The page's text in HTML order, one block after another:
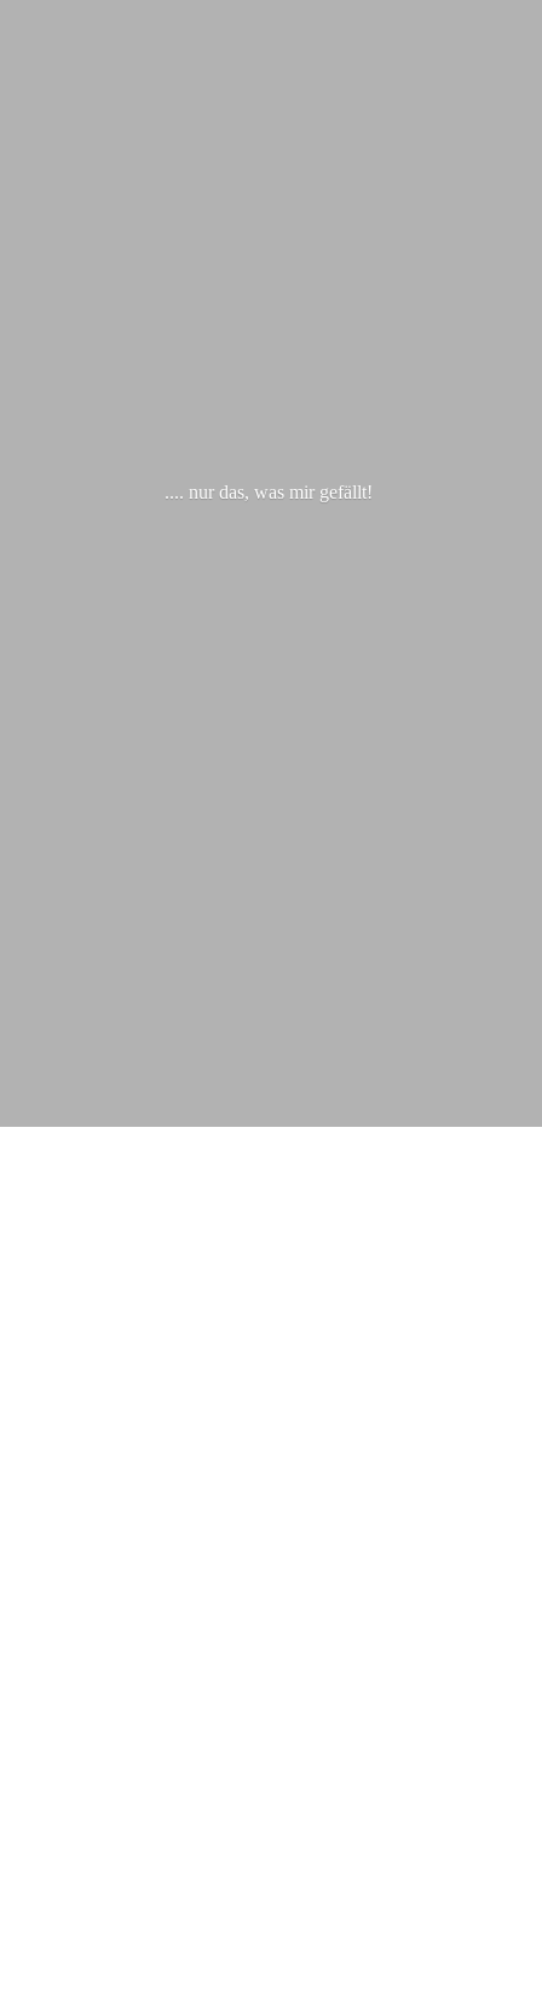
.... nur das, was mir gefällt!